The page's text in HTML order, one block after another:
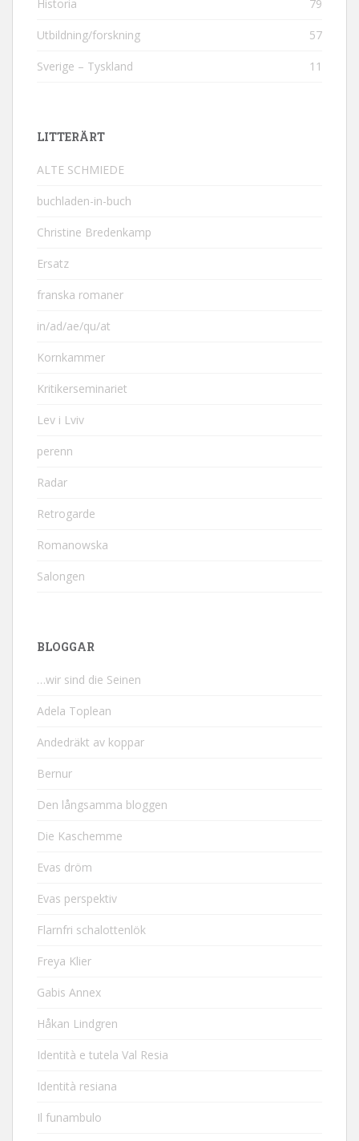
Historia 79
Utbildning/forskning 57
Sverige – Tyskland 11
LITTERÄRT
ALTE SCHMIEDE
buchladen-in-buch
Christine Bredenkamp
Ersatz
franska romaner
in/ad/ae/qu/at
Kornkammer
Kritikerseminariet
Lev i Lviv
perenn
Radar
Retrogarde
Romanowska
Salongen
BLOGGAR
…wir sind die Seinen
Adela Toplean
Andedräkt av koppar
Bernur
Den långsamma bloggen
Die Kaschemme
Evas dröm
Evas perspektiv
Flarnfri schalottenlök
Freya Klier
Gabis Annex
Håkan Lindgren
Identità e tutela Val Resia
Identità resiana
Il funambulo